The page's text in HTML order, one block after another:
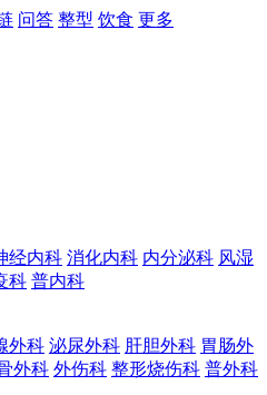
问答 整型 饮食 更多
经内科 消化内科 内分泌科 风湿
科 普内科
外科 泌尿外科 肝胆外科 胃肠外
外科 外伤科 整形烧伤科 普外科